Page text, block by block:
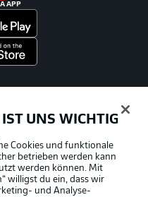
APP
UNS WICHTIG
Cookies und funktionale
betrieben werden kann
werden können. Mit
willigst du ein, dass wir
und Analyse-